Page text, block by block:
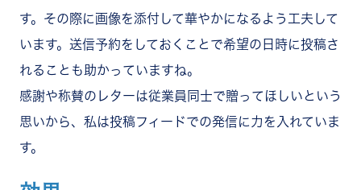
す。その際に画像を添付して華やかになるよう工夫して
います。送信予約をしておくことで希望の日時に投稿さ
れることも助かっていますね。
感謝や称賛のレターは従業員同士で贈ってほしいという
思いから、私は投稿フィードでの発信に力を入れていま
す。